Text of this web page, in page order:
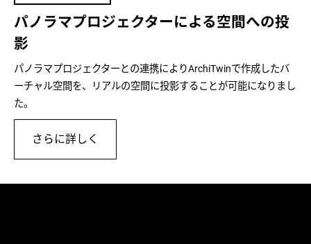
パノラマプロジェクターによる空間への投
影
パノラマプロジェクターとの連携によりArchiTwinで作成したバ
ーチャル空間を、リアルの空間に投影することが可能になりまし
た。
さらに詳しく